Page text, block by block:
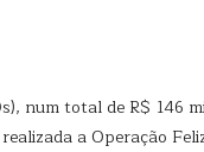
num total de R$ 146
a Operação